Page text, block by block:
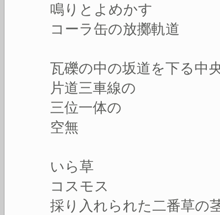
鳴りとよめかす
コーラ缶の放擲軌道
瓦礫の中の坂道を下る中
片道三車線の
三位一体の
空無
いら草
コスモス
採り入れられた二番草の